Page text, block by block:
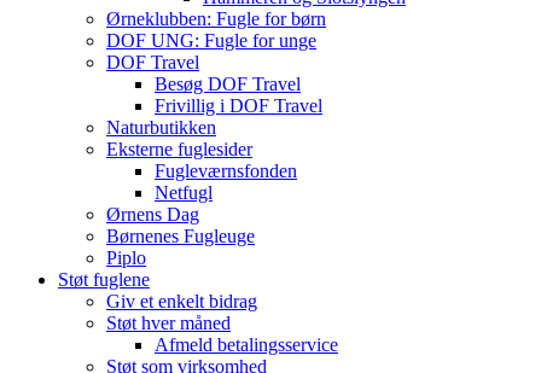
Ørneklubben: Fugle for børn
DOF UNG: Fugle for unge
DOF Travel
Besøg DOF Travel
Frivillig i DOF Travel
Naturbutikken
Eksterne fuglesider
Fugleværnsfonden
Netfugl
Ørnens Dag
Børnenes Fugleuge
Piplo
Støt fuglene
Giv et enkelt bidrag
Støt hver måned
Afmeld betalingsservice
Støt som virksomhed